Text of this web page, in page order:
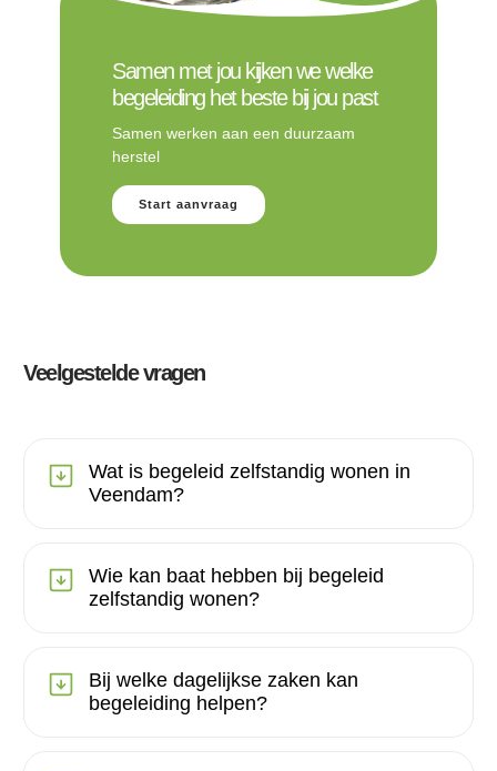
Samen met jou kijken we welke
begeleiding het beste bij jou past
Samen werken aan een duurzaam
herstel
Start aanvraag
Veelgestelde vragen
Wat is begeleid zelfstandig wonen in
Veendam?
Wie kan baat hebben bij begeleid
zelfstandig wonen?
Bij welke dagelijkse zaken kan
begeleiding helpen?